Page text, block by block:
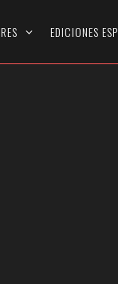
EDICIONES